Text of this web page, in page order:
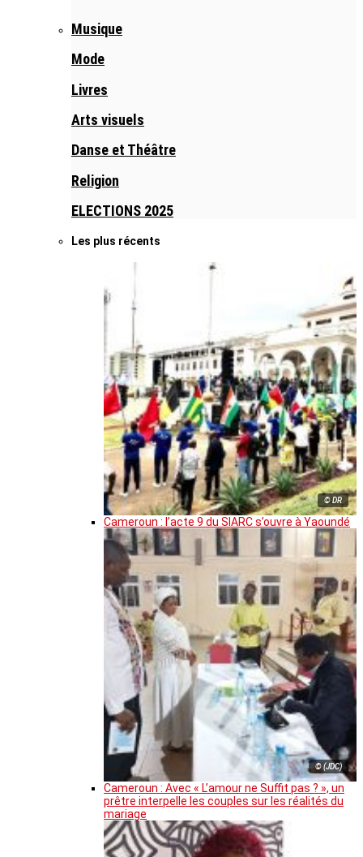
Musique
Mode
Livres
Arts visuels
Danse et Théâtre
Religion
ELECTIONS 2025
Les plus récents
© DR
Cameroun : l’acte 9 du SIARC s’ouvre à Yaoundé
© (JDC)
Cameroun : Avec « L’amour ne Suffit pas ? », un
prêtre interpelle les couples sur les réalités du
mariage